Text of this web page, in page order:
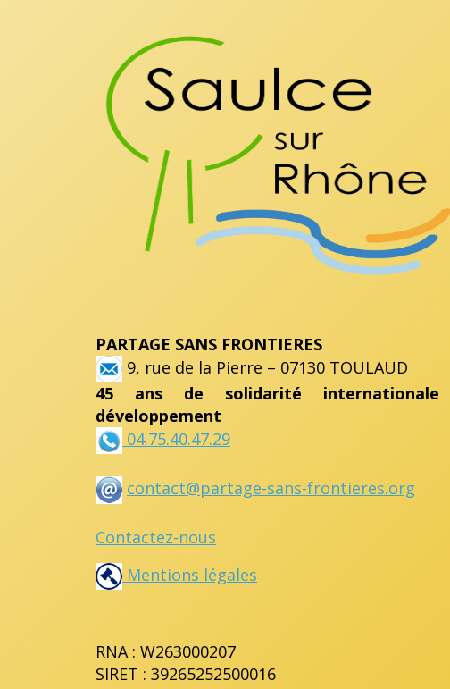
PARTAGE SANS FRONTIERES
9, rue de la Pierre – 07130 TOULAUD
45 ans de solidarité
développement
04.75.40.47.29
contact@partage-sans-frontieres.org
Contactez-nous
Mentions légales
RNA : W263000207
SIRET : 39265252500016